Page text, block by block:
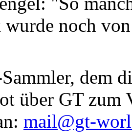
noch
dem
über GT zum
mail@gt-